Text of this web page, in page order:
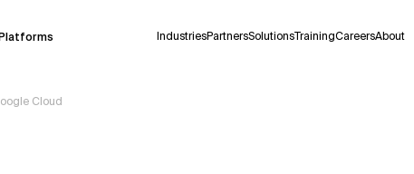
IndustriesPartnersSolutionsTrainingCareersAbout
Cloud